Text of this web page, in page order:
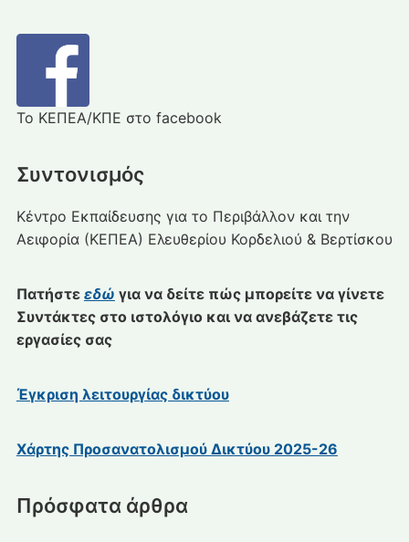
Το ΚΕΠΕΑ/ΚΠΕ στο facebook
Συντονισμός
Κέντρο Εκπαίδευσης για το Περιβάλλον και την
Αειφορία (ΚΕΠΕΑ) Ελευθερίου Κορδελιού & Βερτίσκου
Πατήστε εδώ για να δείτε πώς μπορείτε να γίνετε
Συντάκτες στο ιστολόγιο και να ανεβάζετε τις
εργασίες σας
Έγκριση λειτουργίας δικτύου
Χάρτης Προσανατολισμού Δικτύου 2025-26
Πρόσφατα άρθρα